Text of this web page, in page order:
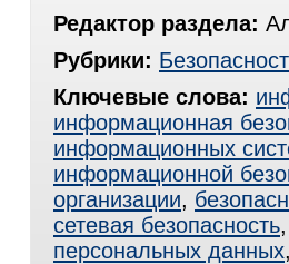
Редактор раздела:
Рубрики:
Ключевые слова:
информационная
информационных
информационной
организации,
сетевая безопасность
персональных данных